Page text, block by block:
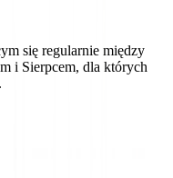
się regularnie między
i Sierpcem, dla których